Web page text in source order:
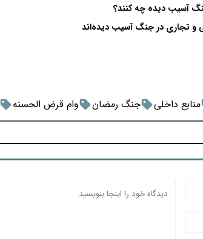
آسیب دیده چه کنند؟
منابع داخلی جنگ رمضان وام قرض الحسنه